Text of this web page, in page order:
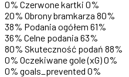
0% Czerwone kartki 0%
20% Obrony bramkarza 80%
38% Podania ogółem 61%
36% Celne podania 63%
80% Skuteczność podań 88%
0% Oczekiwane gole (xG)0%
0% goals_prevented 0%